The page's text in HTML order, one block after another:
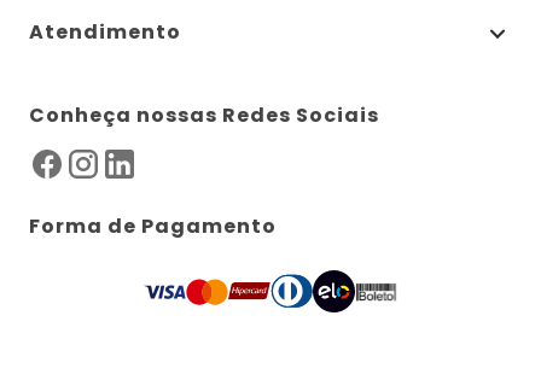
Atendimento
Conheça nossas Redes Sociais
Forma de Pagamento